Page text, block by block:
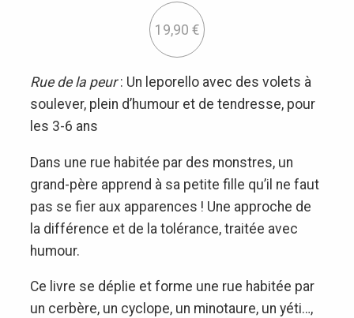
19,90 €
Rue de la peur: Un leporello avec des volets à
soulever, plein d’humour et de tendresse, pour
les 3-6 ans
Dans une rue habitée par des monstres, un
grand-père apprend à sa petite fille qu’il ne faut
pas se fier aux apparences ! Une approche de
la différence et de la tolérance, traitée avec
humour.
Ce livre se déplie et forme une rue habitée par
un cerbère, un cyclope, un minotaure, un yéti…,